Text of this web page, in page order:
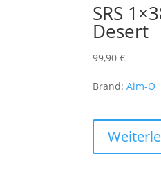
SRS
Desert
99,90€
Brand:Aim-O